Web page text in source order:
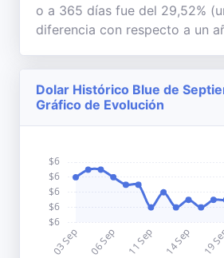
o a 365 días fue del 29,52%
diferencia con respecto a un
Dolar Histórico Blue de
Gráfico de Evolución